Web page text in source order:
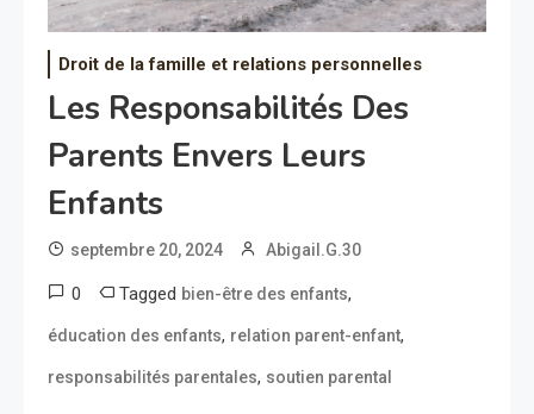
Droit de la famille et relations personnelles
Les Responsabilités Des
Parents Envers Leurs
Enfants
septembre 20, 2024 Abigail.G.30
0 Tagged bien-être des enfants,
éducation des enfants, relation parent-enfant,
responsabilités parentales, soutien parental